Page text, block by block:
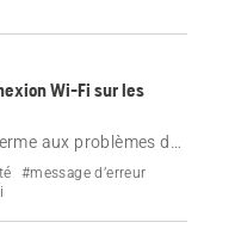
Wi-Fi sur les
aux problèmes de
Automower®.
la connectivité
#message d’erreur